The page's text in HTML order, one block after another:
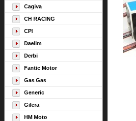
Cagiva
CH RACING
CPI
Daelim
Derbi
Fantic Motor
Gas Gas
Generic
Gilera
HM Moto